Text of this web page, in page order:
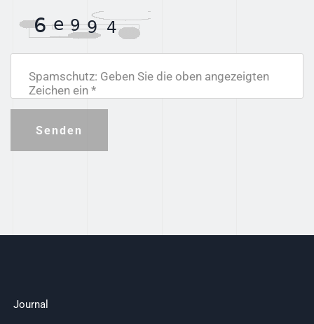
Spamschutz: Geben Sie die oben angezeigten
Zeichen ein *
Senden
Journal